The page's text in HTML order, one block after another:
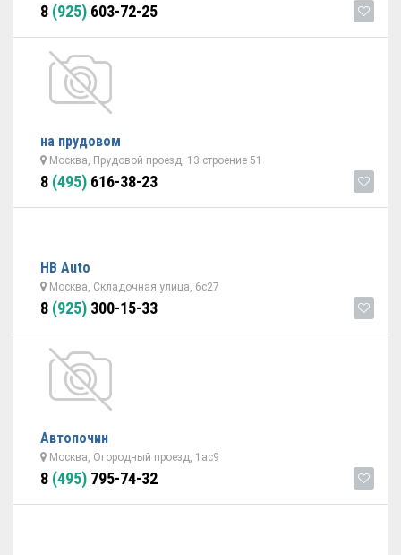
8 (925) 603-72-25
на прудовом
Москва, Прудовой проезд, 13 строение 51
8 (495) 616-38-23
НВ Auto
Москва, Складочная улица, 6с27
8 (925) 300-15-33
Автопочин
Москва, Огородный проезд, 1ас9
8 (495) 795-74-32